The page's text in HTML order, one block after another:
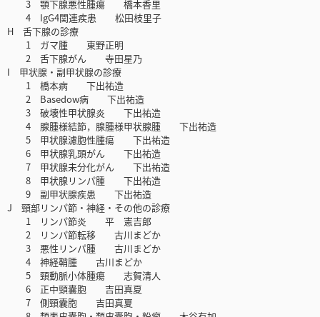
3 顎下腺悪性腫瘍 橋本香里
4 IgG4関連疾患 松田枝里子
H 舌下腺の診療
1 ガマ腫 東野正明
2 舌下腺がん 寺田星乃
I 甲状腺・副甲状腺の診療
1 橋本病 下出祐造
2 Basedow病 下出祐造
3 破壊性甲状腺炎 下出祐造
4 腺腫様結節，腺腫様甲状腺腫 下出祐造
5 甲状腺濾胞性腫瘍 下出祐造
6 甲状腺乳頭がん 下出祐造
7 甲状腺未分化がん 下出祐造
8 甲状腺リンパ腫 下出祐造
9 副甲状腺疾患 下出祐造
J 頸部リンパ節・神経・その他の診療
1 リンパ節炎 平 憲吉郎
2 リンパ節転移 古川まどか
3 悪性リンパ腫 古川まどか
4 神経鞘腫 古川まどか
5 頸動脈小体腫瘍 志賀清人
6 正中頸囊胞 吉田真夏
7 側頸囊胞 吉田真夏